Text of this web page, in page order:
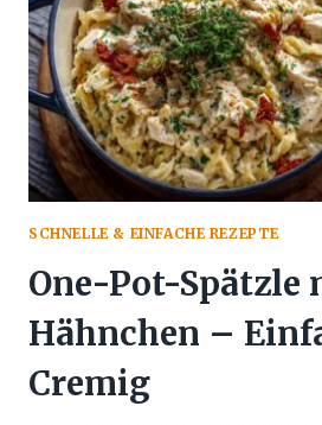
SCHNELLE & EINFACHE REZEPTE
One-Pot-Spätzle
Hähnchen –
Cremig